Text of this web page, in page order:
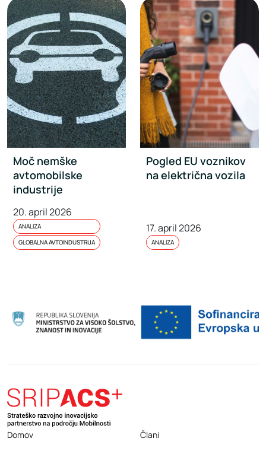
Moč nemške
avtomobilske
industrije
20. april 2026
ANALIZA
GLOBALNA AVTOINDUSTRIJA
Pogled EU voznikov
na električna vozila
17. april 2026
ANALIZA
Domov Člani